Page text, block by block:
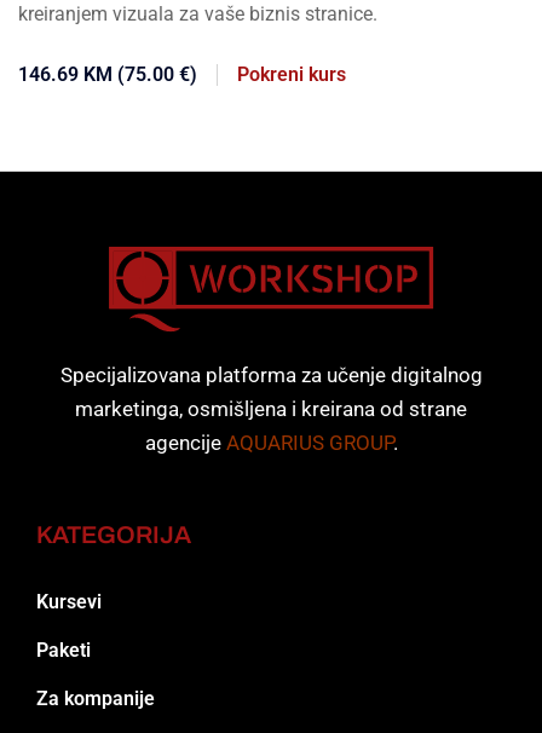
kreiranjem vizuala za vaše biznis stranice.
146.69 KM (75.00 €) Pokreni kurs
Specijalizovana platforma za učenje digitalnog
marketinga, osmišljena i kreirana od strane
agencije AQUARIUS GROUP.
KATEGORIJA
Kursevi
Paketi
Za kompanije